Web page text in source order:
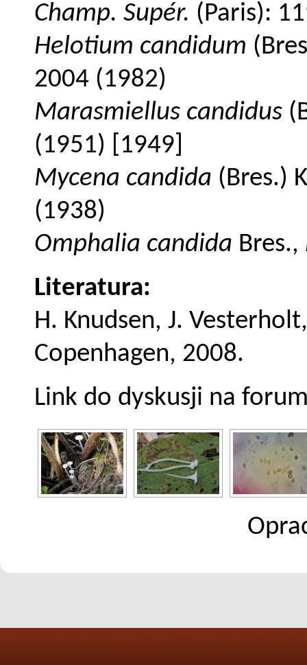
Champ. Supér. (Paris):
Helotium candidum
2004 (1982)
Marasmiellus candidus
(1951) [1949]
Mycena candida (Bres.)
(1938)
Omphalia candida Bres.,
Literatura:
H. Knudsen, J.
Copenhagen, 2008.
Link do dyskusji na